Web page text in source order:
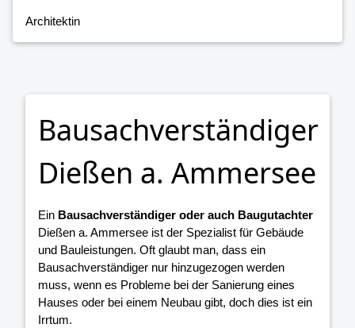
Architektin
Bausachverständiger
Dießen a. Ammersee
Ein Bausachverständiger oder auch Baugutachter
Dießen a. Ammersee ist der Spezialist für Gebäude
und Bauleistungen. Oft glaubt man, dass ein
Bausachverständiger nur hinzugezogen werden
muss, wenn es Probleme bei der Sanierung eines
Hauses oder bei einem Neubau gibt, doch dies ist ein
Irrtum.